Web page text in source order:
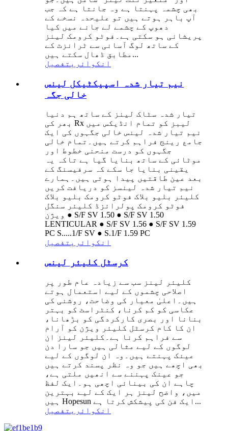
بھی چشمہ پہنتا ہے وہ جانتا ہے کہ جب
آپ باہر ہوتے ہیں تو علیحدہ نسخے کے
دھوپ کے چشمے لے جانے میں کیا
پریشانی ہو سکتی ہے۔فوٹو کرومک لینز
کے ساتھ لوگ آسانی سے ٹرانزٹ کے
مطابق ڈھال سکتے ہیں...
انکوائری تفصیل
نیم تیار شدہ اسپیکٹیکل لینس
خالی جگہ
تیار شدہ سٹاک لینز کے ساتھ ہم دنیا
بھر کی Rx لیبز کو تمام انڈیکس میں
نیم تیار شدہ لینس خالی جگہوں کی ایک
جامع رینج فراہم کرتے ہیں۔تمام خالی
جگہوں کو درست منحنی خطوط اور
موٹائی کے ساتھ بنایا گیا ہے تاکہ یہ
یقینی بنایا جا سکے کہ سرفیسنگ کے
بعد عین طاقتیں پیدا ہوتی ہیں۔ہمارے
نیم تیار شدہ لینسز کو دریافت کریں
کلیئر بلیو بلاک فوٹو کرومک بلیو بلاک
فوٹو کرومک پولرائزڈ کلیئر سنگل
ویژن ● S/F SV 1.50 ● S/F SV 1.50
LENTICULAR ● S/F SV 1.56 ● S/F SV 1.59
PC S.....1/F SV ● S.1/F 1.59 PC
انکوائری تفصیل
کرسٹل کلیئر لینس
کلیئر لینز سب سے زیادہ عام طور پر
اصلاحی چشموں کے لیے استعمال ہوتے
ہیں۔اعلیٰ معیار کی وضاحت، روشنی کی
عکاسی کو کم کرنا، کنٹراسٹ کو بہتر
بنانا اور بصری کارکردگی کو بڑھانا،
ان کا کام کرسٹل کلیئر ویژن کو آرام
سے فراہم کرنا ہے۔کلیئر لینز ان
لوگوں کے لیے مثالی ہیں جو سارا دن
عینک پہنتے ہیں۔وہ ان لوگوں کے لیے
بھی اچھے ہیں جو وہ نظر پسند کرتے ہیں
جو عینک پہننے سے انھیں ملتی ہے،
چاہے ان کی بینائی اچھی ہو۔ایک لفظ
میں، واضح لینز ہر ایک کے لیے بہترین
ہیں Hopesun ایک فن کی پیشکش کرتا ہے...
انکوائری تفصیل